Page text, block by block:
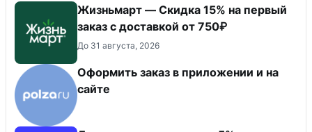
Жизньмарт — Скидка 15% на первый
заказ с доставкой от 750₽
До 31 августа, 2026
Оформить заказ в приложении и на
сайте